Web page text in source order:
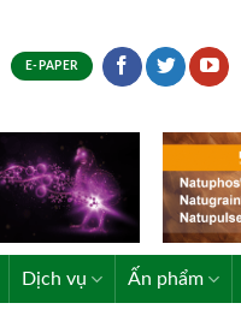
E-PAPER
Dịch vụ Ấn phẩm